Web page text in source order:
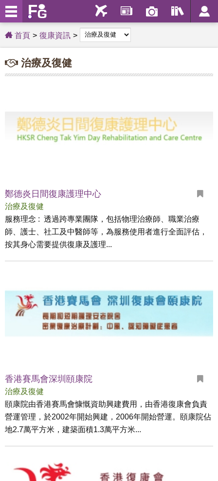
首頁 復康資訊
治療及復健
鄭德炎日間復康護理中心
治療及復健
服務理念 : 透過跨專業團隊，包括物理治療師、職業治療
師、護士、社工及中醫師等，為服務使用者進行全面評估，
按其身心需要提供復康及護理...
香港賽馬會深圳頤康院
治療及復健
頤康院由香港賽馬會慷慨資助興建費用，由香港復康會負責
營運管理，於2002年開始興建，2006年開始營運。頤康院佔
地2.7萬平方米，建築面積1.3萬平方米...